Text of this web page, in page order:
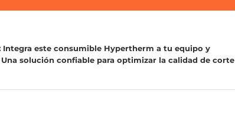
este consumible Hypertherm a tu equipo y
solución confiable para optimizar la calidad de corte